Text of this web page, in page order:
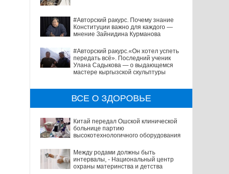
#Авторский ракурс. Почему знание
Конституции важно для каждого —
мнение Зайнидина Курманова
#Авторский ракурс.«Он хотел успеть
передать всё». Последний ученик
Улана Садыкова — о выдающемся
мастере кыргызской скульптуры
ВСЕ О ЗДОРОВЬЕ
Китай передал Ошской клинической
больнице партию
высокотехнологичного оборудования
Между родами должны быть
интервалы, - Национальный центр
охраны материнства и детства